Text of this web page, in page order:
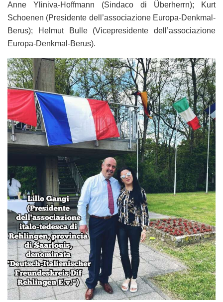
Anne Yliniva-Hoffmann (Sindaco di Überherrn); Kurt
Schoenen (Presidente dell’associazione Europa-Denkmal-
Berus); Helmut Bulle (Vicepresidente dell’associazione
Europa-Denkmal-Berus).